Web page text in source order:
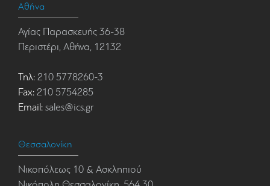
Αθήνα
Αγίας Παρασκευής 36-38
Περιστέρι, Αθήνα, 12132
Τηλ: 210 5778260-3
Fax: 210 5754285
Email: sales@ics.gr
Θεσσαλονίκη
Νικοπόλεως 10 & Ασκληπιού